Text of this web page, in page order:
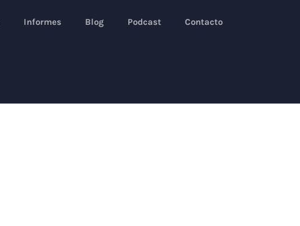
Informes Blog Podcast Contacto